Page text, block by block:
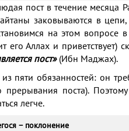
пост в течение месяца
заковываются в
на этом вопросе в
его Аллах и приветствует)
пост» (Ибн Маджах).
пяти обязанностей: он
поста).
легче.
– поклонение